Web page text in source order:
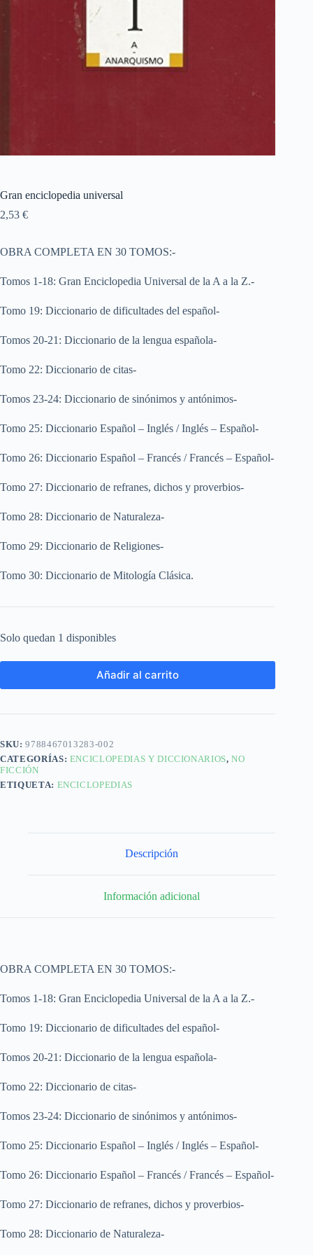
Gran enciclopedia universal
2,53 €
OBRA COMPLETA EN 30 TOMOS:-
Tomos 1-18: Gran Enciclopedia Universal de la A a la Z.-
Tomo 19: Diccionario de dificultades del español-
Tomos 20-21: Diccionario de la lengua española-
Tomo 22: Diccionario de citas-
Tomos 23-24: Diccionario de sinónimos y antónimos-
Tomo 25: Diccionario Español – Inglés / Inglés – Español-
Tomo 26: Diccionario Español – Francés / Francés – Español-
Tomo 27: Diccionario de refranes, dichos y proverbios-
Tomo 28: Diccionario de Naturaleza-
Tomo 29: Diccionario de Religiones-
Tomo 30: Diccionario de Mitología Clásica.
Solo quedan 1 disponibles
Añadir al carrito
SKU:9788467013283-002
CATEGORÍAS: ENCICLOPEDIAS Y DICCIONARIOS,NO
FICCIÓN
ETIQUETA: ENCICLOPEDIAS
Descripción
Información adicional
OBRA COMPLETA EN 30 TOMOS:-
Tomos 1-18: Gran Enciclopedia Universal de la A a la Z.-
Tomo 19: Diccionario de dificultades del español-
Tomos 20-21: Diccionario de la lengua española-
Tomo 22: Diccionario de citas-
Tomos 23-24: Diccionario de sinónimos y antónimos-
Tomo 25: Diccionario Español – Inglés / Inglés – Español-
Tomo 26: Diccionario Español – Francés / Francés – Español-
Tomo 27: Diccionario de refranes, dichos y proverbios-
Tomo 28: Diccionario de Naturaleza-